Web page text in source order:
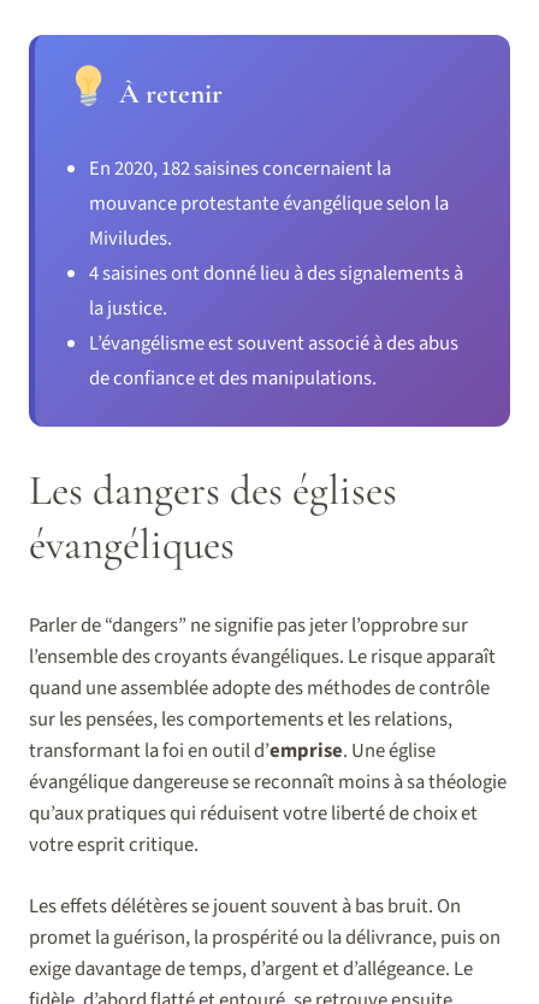
À retenir
En 2020, 182 saisines concernaient la
mouvance protestante évangélique selon la
Miviludes.
4 saisines ont donné lieu à des signalements à
la justice.
L’évangélisme est souvent associé à des abus
de confiance et des manipulations.
Les dangers des églises
évangéliques
Parler de “dangers” ne signifie pas jeter l’opprobre sur
l’ensemble des croyants évangéliques. Le risque apparaît
quand une assemblée adopte des méthodes de contrôle
sur les pensées, les comportements et les relations,
transformant la foi en outil d’emprise. Une église
évangélique dangereuse se reconnaît moins à sa théologie
qu’aux pratiques qui réduisent votre liberté de choix et
votre esprit critique.
Les effets délétères se jouent souvent à bas bruit. On
promet la guérison, la prospérité ou la délivrance, puis on
exige davantage de temps, d’argent et d’allégeance. Le